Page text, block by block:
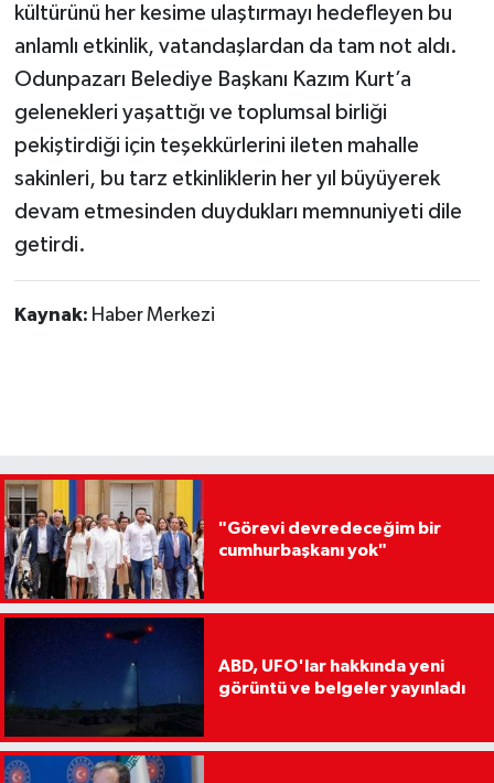
kültürünü her kesime ulaştırmayı hedefleyen bu
anlamlı etkinlik, vatandaşlardan da tam not aldı.
Odunpazarı Belediye Başkanı Kazım Kurt’a
gelenekleri yaşattığı ve toplumsal birliği
pekiştirdiği için teşekkürlerini ileten mahalle
sakinleri, bu tarz etkinliklerin her yıl büyüyerek
devam etmesinden duydukları memnuniyeti dile
getirdi.
Kaynak: Haber Merkezi
"Görevi devredeceğim bir
cumhurbaşkanı yok"
ABD, UFO'lar hakkında yeni
görüntü ve belgeler yayınladı